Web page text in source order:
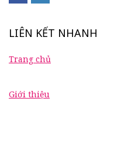
LIÊN KẾT NHANH
Trang chủ
Giới thiệu